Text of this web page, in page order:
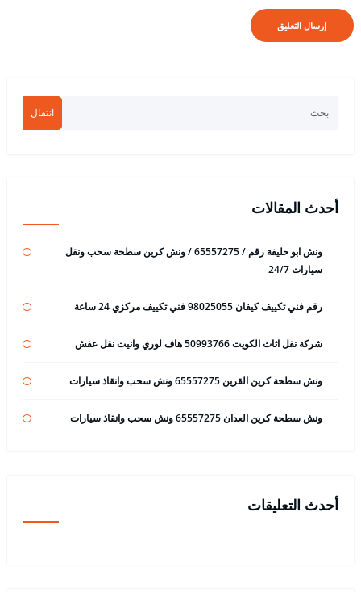
انتقال
أحدث المقالات
ونش ابو حليفة رقم / 65557275 / ونش كرين سطحة سحب ونقل
سيارات 24/7
رقم فني تكييف كيفان 98025055 فني تكييف مركزي 24 ساعة
شركة نقل اثاث الكويت 50993766 هاف لوري وانيت نقل عفش
ونش سطحة كرين القرين 65557275 ونش سحب وانقاذ سيارات
ونش سطحة كرين العدان 65557275 ونش سحب وانقاذ سيارات
أحدث التعليقات